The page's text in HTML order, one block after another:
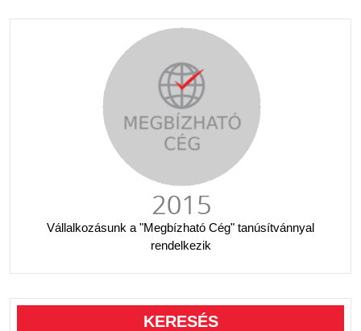
Vállalkozásunk a "Megbízható Cég" tanúsítvánnyal
rendelkezik
KERESÉS